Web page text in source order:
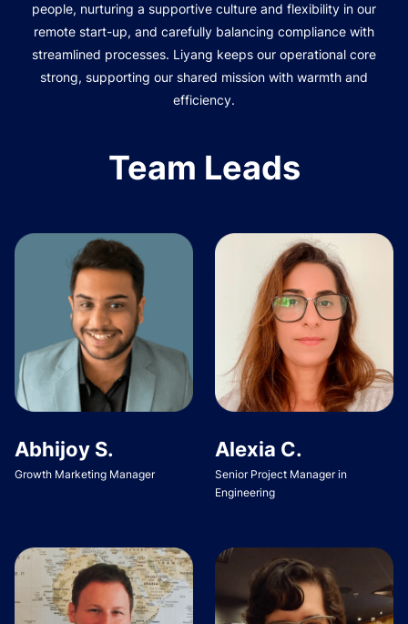
people, nurturing a supportive culture and flexibility in our
remote start-up, and carefully balancing compliance with
streamlined processes. Liyang keeps our operational core
strong, supporting our shared mission with warmth and
efficiency.
Team Leads
Abhijoy S.
Growth Marketing Manager
Alexia C.
Senior Project Manager in
Engineering